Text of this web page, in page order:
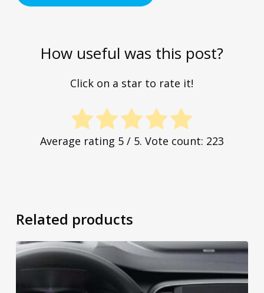
How useful was this post?
Click on a star to rate it!
Average rating 5/ 5. Vote count: 223
Related products